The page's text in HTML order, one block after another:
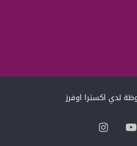
لدي اكسترا اوفرز
‫YouTubeانستقرام